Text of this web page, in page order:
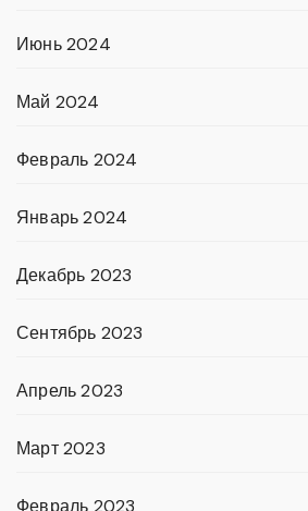
Июнь 2024
Май 2024
Февраль 2024
Январь 2024
Декабрь 2023
Сентябрь 2023
Апрель 2023
Март 2023